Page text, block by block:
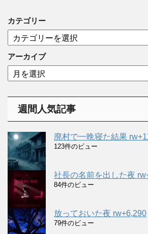
カテゴリー
テ
ゴ
リ
ー
アーカイブ
ア
ー
週間人気記事
廃村で一晩寝た結果
123件のビュー
社長の名前を出した夜
84件のビュー
放っておいた夜 rw+6,290
79件のビュー